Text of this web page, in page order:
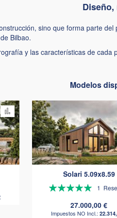
sino que forma parte
Bilbao.
y las características de
Modelos
Añadir
para
comparar
Solari 5.09x8.59
Valoración:
1
27.000,00 €